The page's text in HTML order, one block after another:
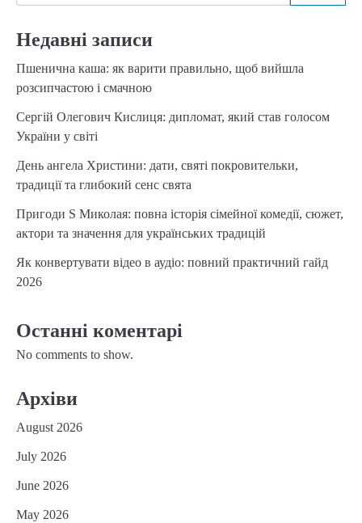
Недавні записи
Пшенична каша: як варити правильно, щоб вийшла
розсипчастою і смачною
Сергій Олегович Кислиця: дипломат, який став голосом
України у світі
День ангела Христини: дати, святі покровительки,
традиції та глибокий сенс свята
Пригоди S Миколая: повна історія сімейної комедії, сюжет,
актори та значення для українських традицій
Як конвертувати відео в аудіо: повний практичний гайд
2026
Останні коментарі
No comments to show.
Архіви
August 2026
July 2026
June 2026
May 2026